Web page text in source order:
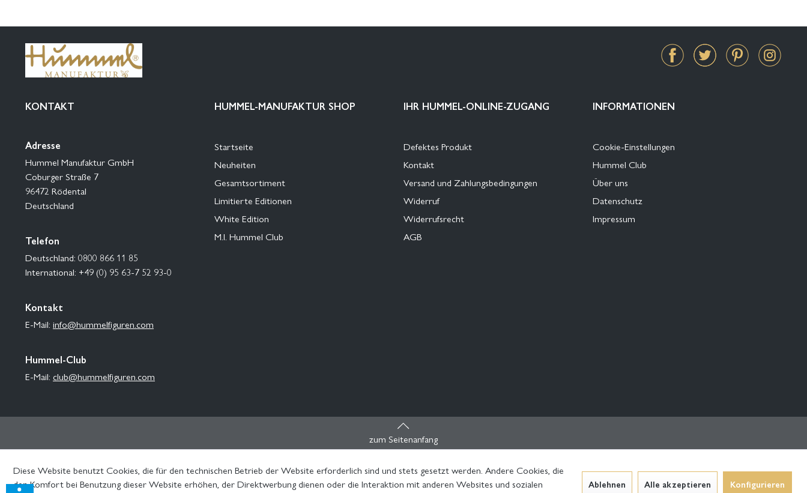
KONTAKT
Adresse
Hummel Manufaktur GmbH
Coburger Straße 7
96472 Rödental
Deutschland
Telefon
Deutschland: 0800 866 11 85
International: +49 (0) 95 63-7 52 93-0
Kontakt
E-Mail: info@hummelfiguren.com
Hummel-Club
E-Mail: club@hummelfiguren.com
HUMMEL-MANUFAKTUR SHOP
Startseite
Neuheiten
Gesamtsortiment
Limitierte Editionen
White Edition
M.I. Hummel Club
IHR HUMMEL-ONLINE-ZUGANG
Defektes Produkt
Kontakt
Versand und Zahlungsbedingungen
Widerruf
Widerrufsrecht
AGB
INFORMATIONEN
Cookie-Einstellungen
Hummel Club
Über uns
Datenschutz
Impressum
zum Seitenanfang
Diese Website benutzt Cookies, die für den technischen Betrieb der Website erforderlich sind und stets gesetzt werden. Andere Cookies, die
den Komfort bei Benutzung dieser Website erhöhen, der Direktwerbung dienen oder die Interaktion mit anderen Websites und sozialen
Ablehnen Alle akzeptieren Konfigurieren